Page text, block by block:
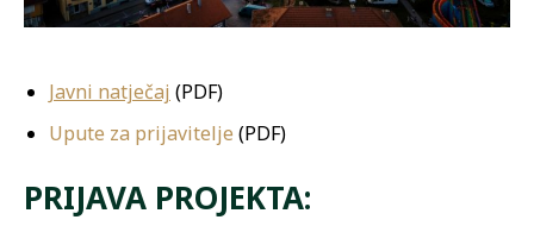
Javni natječaj (PDF)
Upute za prijavitelje (PDF)
PRIJAVA PROJEKTA: